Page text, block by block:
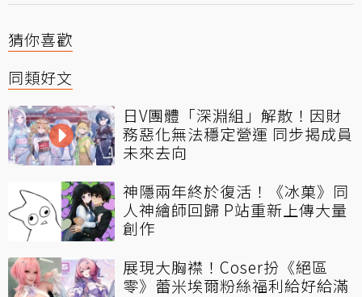
猜你喜歡
同類好文
日V團體「深淵組」解散！因財
務惡化無法穩定營運 同步揭成員
未來去向
神隱兩年終於復活！《冰菓》同
人神繪師回歸 P站重新上傳大量
創作
展現大胸襟！Coser扮《絕區
零》蕾米埃爾粉絲福利給好給滿